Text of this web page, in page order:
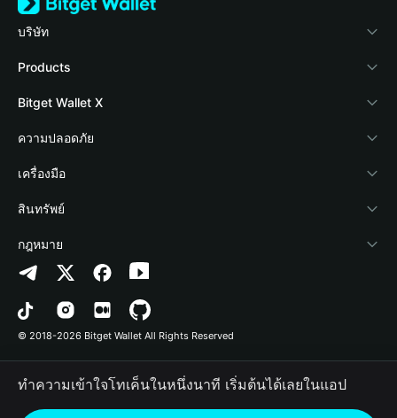
บริษัท
เกี่ยวกับ Bitget Wallet
Blog
Academy
ข่าวสารด้านคริปโต
ศูนย์ช่วยเหลือ
ติดต่อเรา
ทรัพยากรข้อมูลของแบรนด์
อาชีพ
Products
Crypto Card
Stablecoin Earn
Payfi Crypto
Crypto Swap API
Altcoin Season Index
Prediction Markets
DApp
RWA
Bitget Wallet X
นักพัฒนา
เชื่อมต่อ Wallet
Bitget Wallet Pay
ลิสต์โปรเจกต์
ความปลอดภัย
Protection Fund
เทคโนโลยีความปลอดภัย
เครื่องมือ
ซื้อคริปโต
การตรวจจับการอนุญาต
การตรวจจับสัญญา
การโอนเป็นชุด
สินทรัพย์
Arbitrum
Avalanche
Bitcoin
Polygon
กฎหมาย
นโยบายความเป็นส่วนตัว
ข้อตกลงในการใช้บริการ
© 2018-2026 Bitget Wallet All Rights Reserved
ทำความเข้าใจโทเค็นในหนึ่งนาที เริ่มต้นได้เลยในแอป